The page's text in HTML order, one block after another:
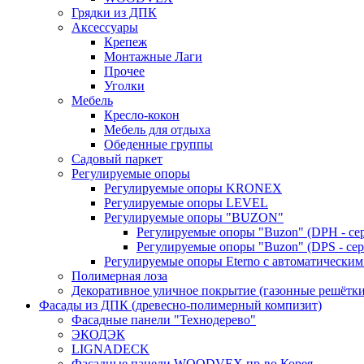
Грядки из ДПК
Аксессуары
Крепеж
Монтажные Лаги
Прочее
Уголки
Мебель
Кресло-кокон
Мебель для отдыха
Обеденные группы
Садовый паркет
Регулируемые опоры
Регулируемые опоры KRONEX
Регулируемые опоры LEVEL
Регулируемые опоры "BUZON"
Регулируемые опоры "Buzon" (DPH -
Регулируемые опоры "Buzon" (DPS -
Регулируемые опоры Eterno с
Полимерная лоза
Декоративное уличное покрытие (газонные
Фасады из ДПК (древесно-полимерный компизит)
Фасадные панели "Технодерево"
ЭКОДЭК
LIGNADECK